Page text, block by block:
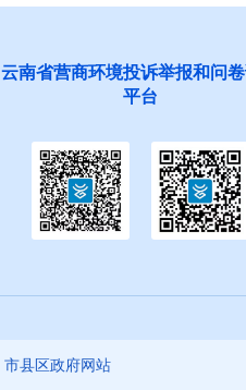
云南省营商环境投诉举报和问
平台
市县区政府网站